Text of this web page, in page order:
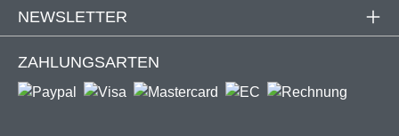
Gesamtlänge des Volants: 130 cm
Inkl. Funk-Fernbedienung
Inkl. Wandhalterungen (ohne Schrauben und Dübel)
Amazon Alexa, Google Home, Apple Home
NEWSLETTER
ZAHLUNGSARTEN